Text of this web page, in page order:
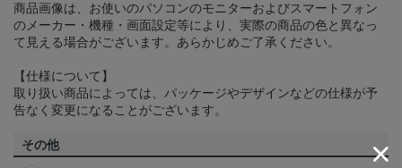
商品画像は、お使いのパソコンのモニターおよびスマートフォン
のメーカー・機種・画面設定等により、実際の商品の色と異なっ
て見える場合がございます。あらかじめご了承ください。
【仕様について】
取り扱い商品によっては、パッケージやデザインなどの仕様が予
告なく変更になることがございます。
その他